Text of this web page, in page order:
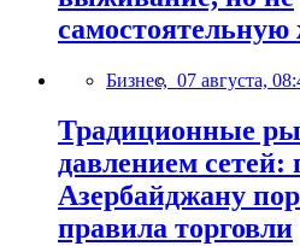
самостоятельную
Бизнес, 07 августа,
Традиционные
давлением сетей:
Азербайджану
правила торговли